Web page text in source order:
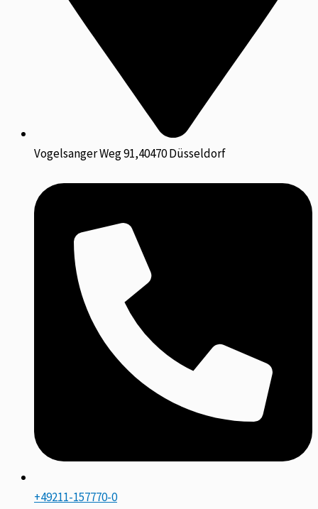
Vogelsanger Weg 91,40470 Düsseldorf
+49211-157770-0